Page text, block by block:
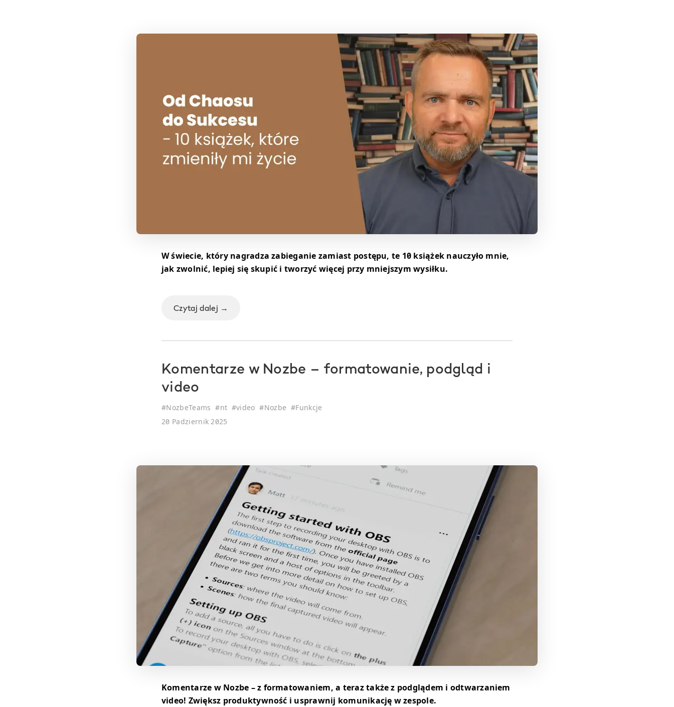
W świecie, który nagradza zabieganie zamiast postępu, te 10 książek nauczyło mnie,
jak zwolnić, lepiej się skupić i tworzyć więcej przy mniejszym wysiłku.
Czytaj dalej →
Komentarze w Nozbe – formatowanie, podgląd i
video
#NozbeTeams #nt #video #Nozbe #Funkcje
20 Padziernik 2025
Komentarze w Nozbe – z formatowaniem, a teraz także z podglądem i odtwarzaniem
video! Zwiększ produktywność i usprawnij komunikację w zespole.